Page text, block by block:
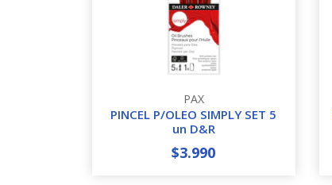
PAX
PINCEL P/OLEO SIMPLY SET 5
un D&R
+
$3.990